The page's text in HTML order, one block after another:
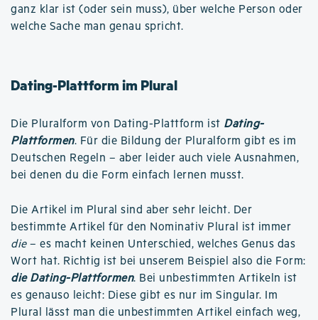
ganz klar ist (oder sein muss), über welche Person oder
welche Sache man genau spricht.
Dating-Plattform im Plural
Die Pluralform von Dating-Plattform ist Dating-
Plattformen. Für die Bildung der Pluralform gibt es im
Deutschen Regeln – aber leider auch viele Ausnahmen,
bei denen du die Form einfach lernen musst.
Die Artikel im Plural sind aber sehr leicht. Der
bestimmte Artikel für den Nominativ Plural ist immer
die– es macht keinen Unterschied, welches Genus das
Wort hat. Richtig ist bei unserem Beispiel also die Form:
die Dating-Plattformen. Bei unbestimmten Artikeln ist
es genauso leicht: Diese gibt es nur im Singular. Im
Plural lässt man die unbestimmten Artikel einfach weg,